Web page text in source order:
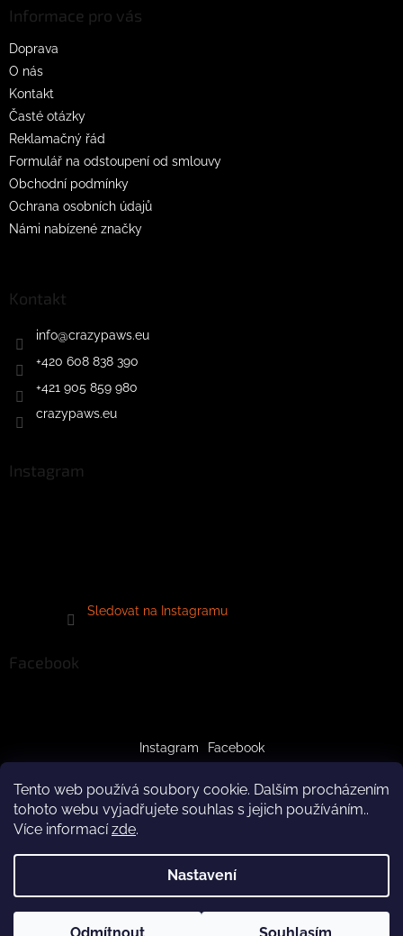
Tento web používá soubory cookie. Dalším procházením
tohoto webu vyjadřujete souhlas s jejich používáním..
Více informacízde.
Nastavení
Z důvodu čerpání dovolené budeme produkty doručovat až po
Informace pro vás
Doprava
O nás
Kontakt
Časté otázky
Reklamačný řád
Formulář na odstoupení od smlouvy
Obchodní podmínky
Ochrana osobních údajů
Námi nabízené značky
Kontakt
info@crazypaws.eu
+420 608 838 390
+421 905 859 980
crazypaws.eu
Instagram
Sledovat na Instagramu
Facebook
Instagram Facebook
crazypaws.cz